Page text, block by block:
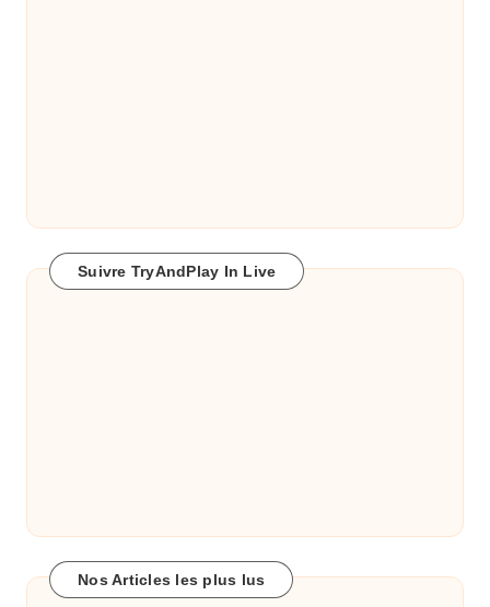
Suivre TryAndPlay In Live
Nos Articles les plus lus